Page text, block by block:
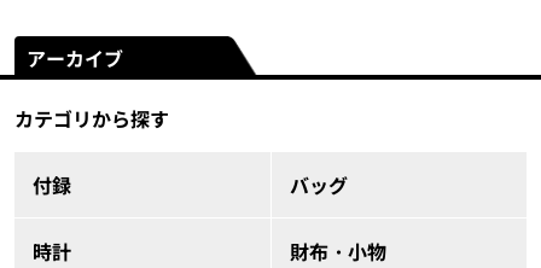
アーカイブ
カテゴリから探す
付録 バッグ
時計 財布・小物